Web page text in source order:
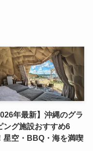
年最新】沖縄のグラ
ング施設おすすめ6
星空・BBQ・海を満喫